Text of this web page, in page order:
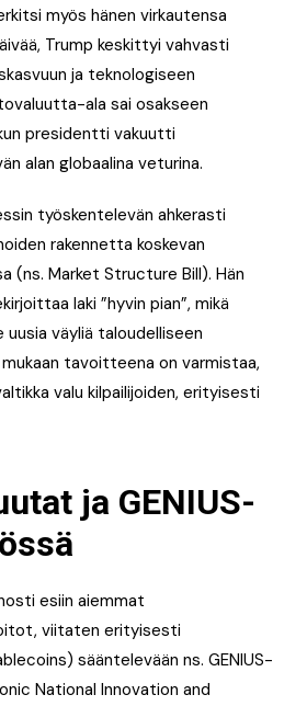
myös hänen virkautensa
Trump keskittyi vahvasti
ja teknologiseen
ala sai osakseen
presidentti vakuutti
alan globaalina veturina.
työskentelevän ahkerasti
rakennetta koskevan
(ns. Market Structure Bill). Hän
laki ”hyvin pian”, mikä
uusia väyliä taloudelliseen
tavoitteena on varmistaa,
valu kilpailijoiden, erityisesti
ja GENIUS-
esiin aiemmat
viitaten erityisesti
sääntelevään ns. GENIUS-
National Innovation and